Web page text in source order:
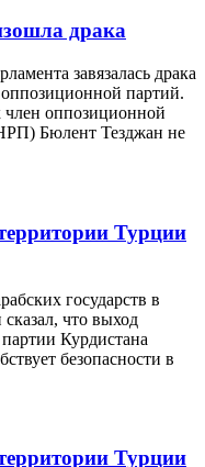
драка
завязалась драка
партий.
член оппозиционной
Бюлент Тезджан не
Турции
государств в
что выход
Курдистана
безопасности в
Турции